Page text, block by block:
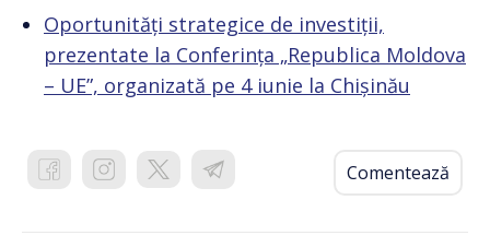
Oportunități strategice de investiții,
prezentate la Conferința „Republica Moldova
– UE”, organizată pe 4 iunie la Chișinău
Comentează